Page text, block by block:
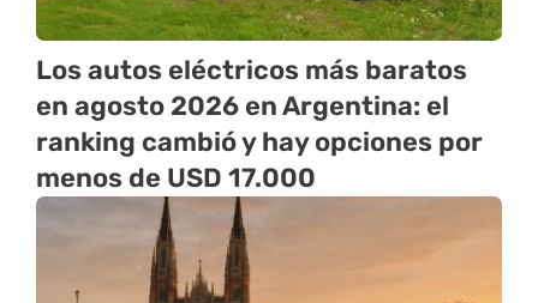
Los autos eléctricos más baratos
en agosto 2026 en Argentina: el
ranking cambió y hay opciones por
menos de USD 17.000